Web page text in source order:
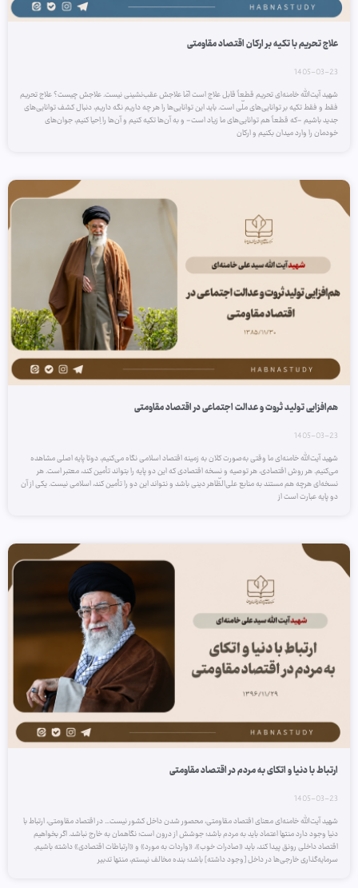
علاج تحریم با تکیه بر ارکان اقتصاد مقاومتی
1405-03-23
شهید آیت‌الله خامنه‌ای تحریم قطعاً قابل علاج است امّا علاجش عقب‌نشینی نیست. علاجش چیست؟ علاج تحریم
فقط و فقط تکیه بر توانایی‌های ملّی است. باید این توانایی‌ها را هر چه داریم نگه داریم، دنبال کشف توانایی‌های
جدید باشیم -که قطعاً هم توانایی‌های ما زیاد است- و به آن‌ها تکیه کنیم و آ‌ن‌ها را اِحیا کنیم، جوان‌های
خودمان را وارد میدان بکنیم و ارکان
هم‌افزایی تولید ثروت و عدالت اجتماعی در اقتصاد مقاومتی
1405-03-23
شهید آیت‌الله خامنه‌ای ما وقتی به‌صورت کلان به زمینه اقتصاد اسلامی نگاه می‌کنیم، دوتا پایه‌ اصلی مشاهده
می‌کنیم. هر روش اقتصادی، هر توصیه و نسخه اقتصادی که این دو پایه را بتواند تأمین کند، معتبر است. هر
نسخه‌ای هرچه هم مستند به منابع علی‌الظّاهر دینی باشد و نتواند این دو را تأمین کند، اسلامی نیست. یکی از آن
دو پایه عبارت است از
ارتباط با دنیا و اتکای به مردم در اقتصاد مقاومتی
1405-03-23
شهید آیت‌الله خامنه‌ای معنای اقتصاد مقاومتی، محصور شدن داخل کشور نیست… در اقتصاد مقاومتی، ارتباط با
دنیا وجود دارد منتها اعتماد باید به مردم باشد؛ جوشش از درون است؛ نگاهمان به خارج نباشد. اگر بخواهیم
اقتصاد داخلی رونق پیدا کند، باید «صادرات خوب»، «واردات به مورد» و «ارتباطات اقتصادی» داشته باشیم.
سرمایه‌گذاری خارجی‌ها در داخل [وجود داشته] باشد؛ بنده مخالف نیستم، منتها تدبیر